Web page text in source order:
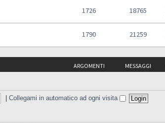
1726 18765
1790 21259
ARGOMENTI MESSAGGI
|Collegami in automatico ad ogni visita